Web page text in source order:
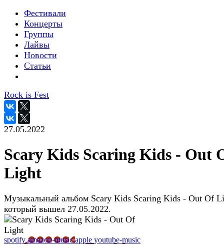
Фестивали
Концерты
Группы
Лайвы
Новости
Статьи
Rock is Fest
27.05.2022
Scary Kids Scaring Kids - Out
Light
Музыкальный альбом Scary Kids Scaring Kids - Out Of
который вышел 27.05.2022.
spotifyamazon-musicapple youtube-music